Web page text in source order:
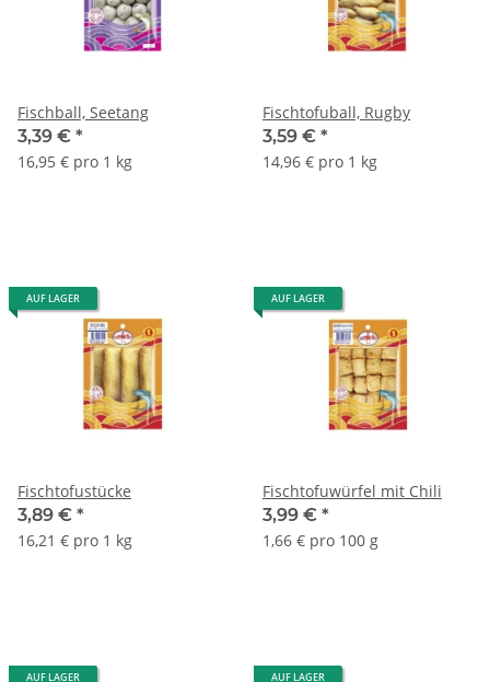
Fischball, Seetang
3,39 € *
16,95 € pro 1 kg
Fischtofuball, Rugby
3,59 € *
14,96 € pro 1 kg
AUF LAGER
Fischtofustücke
3,89 € *
16,21 € pro 1 kg
AUF LAGER
Fischtofuwürfel mit Chili
3,99 € *
1,66 € pro 100 g
AUF LAGER AUF LAGER